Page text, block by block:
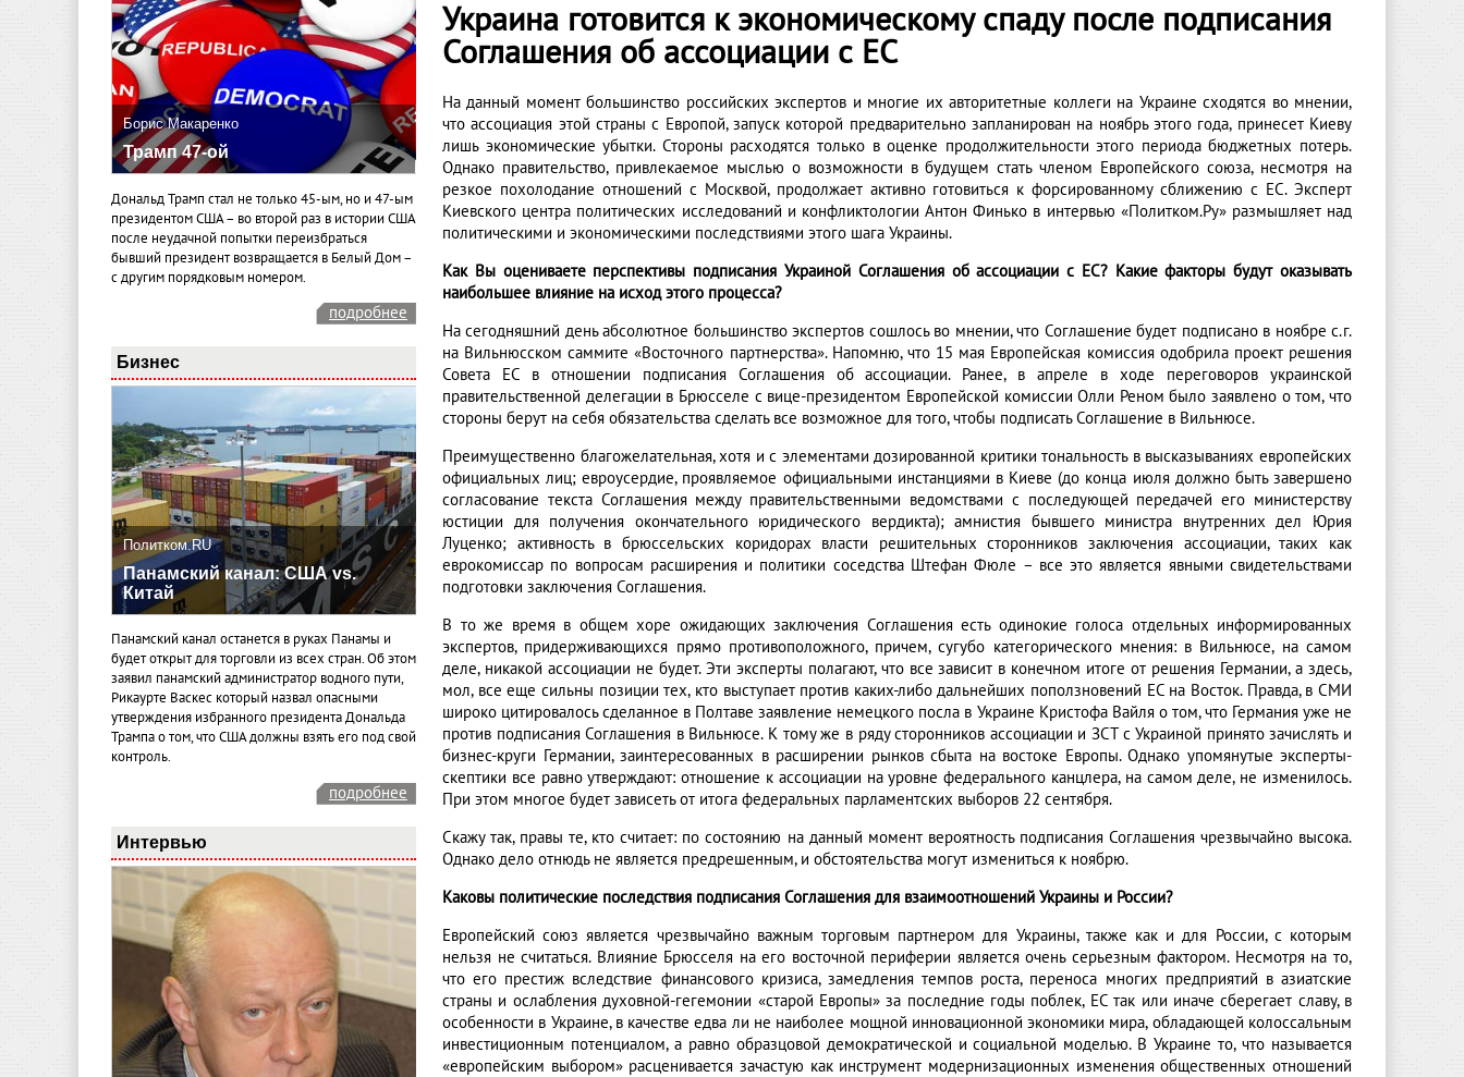
Борис Макаренко
Трамп 47-ой
Дональд Трамп стал не только 45-ым, но и 47-ым
президентом США – во второй раз в истории США
после неудачной попытки переизбраться
бывший президент возвращается в Белый Дом –
с другим порядковым номером.
подробнее
Бизнес
Политком.RU
Панамский канал: США vs.
Китай
Панамский канал останется в руках Панамы и
будет открыт для торговли из всех стран. Об этом
заявил панамский администратор водного пути,
Рикаурте Васкес который назвал опасными
утверждения избранного президента Дональда
Трампа о том, что США должны взять его под свой
контроль.
подробнее
Интервью
Украина готовится к экономическому спаду после подписания
Соглашения об ассоциации с ЕС
На данный момент большинство российских экспертов и многие их авторитетные коллеги на Украине сходятся во мнении,
что ассоциация этой страны с Европой, запуск которой предварительно запланирован на ноябрь этого года, принесет Киеву
лишь экономические убытки. Стороны расходятся только в оценке продолжительности этого периода бюджетных потерь.
Однако правительство, привлекаемое мыслью о возможности в будущем стать членом Европейского союза, несмотря на
резкое похолодание отношений с Москвой, продолжает активно готовиться к форсированному сближению с ЕС. Эксперт
Киевского центра политических исследований и конфликтологии Антон Финько в интервью «Политком.Ру» размышляет над
политическими и экономическими последствиями этого шага Украины.
Как Вы оцениваете перспективы подписания Украиной Соглашения об ассоциации с ЕС? Какие факторы будут оказывать
наибольшее влияние на исход этого процесса?
На сегодняшний день абсолютное большинство экспертов сошлось во мнении, что Соглашение будет подписано в ноябре с.г.
на Вильнюсском саммите «Восточного партнерства». Напомню, что 15 мая Европейская комиссия одобрила проект решения
Совета ЕС в отношении подписания Соглашения об ассоциации. Ранее, в апреле в ходе переговоров украинской
правительственной делегации в Брюсселе с вице-президентом Европейской комиссии Олли Реном было заявлено о том, что
стороны берут на себя обязательства сделать все возможное для того, чтобы подписать Соглашение в Вильнюсе.
Преимущественно благожелательная, хотя и с элементами дозированной критики тональность в высказываниях европейских
официальных лиц; евроусердие, проявляемое официальными инстанциями в Киеве (до конца июля должно быть завершено
согласование текста Соглашения между правительственными ведомствами с последующей передачей его министерству
юстиции для получения окончательного юридического вердикта); амнистия бывшего министра внутренних дел Юрия
Луценко; активность в брюссельских коридорах власти решительных сторонников заключения ассоциации, таких как
еврокомиссар по вопросам расширения и политики соседства Штефан Фюле – все это является явными свидетельствами
подготовки заключения Соглашения.
В то же время в общем хоре ожидающих заключения Соглашения есть одинокие голоса отдельных информированных
экспертов, придерживающихся прямо противоположного, причем, сугубо категорического мнения: в Вильнюсе, на самом
деле, никакой ассоциации не будет. Эти эксперты полагают, что все зависит в конечном итоге от решения Германии, а здесь,
мол, все еще сильны позиции тех, кто выступает против каких-либо дальнейших поползновений ЕС на Восток. Правда, в СМИ
широко цитировалось сделанное в Полтаве заявление немецкого посла в Украине Кристофа Вайля о том, что Германия уже не
против подписания Соглашения в Вильнюсе. К тому же в ряду сторонников ассоциации и ЗСТ с Украиной принято зачислять и
бизнес-круги Германии, заинтересованных в расширении рынков сбыта на востоке Европы. Однако упомянутые эксперты-
скептики все равно утверждают: отношение к ассоциации на уровне федерального канцлера, на самом деле, не изменилось.
При этом многое будет зависеть от итога федеральных парламентских выборов 22 сентября.
Скажу так, правы те, кто считает: по состоянию на данный момент вероятность подписания Соглашения чрезвычайно высока.
Однако дело отнюдь не является предрешенным, и обстоятельства могут измениться к ноябрю.
Каковы политические последствия подписания Соглашения для взаимоотношений Украины и России?
Европейский союз является чрезвычайно важным торговым партнером для Украины, также как и для России, с которым
нельзя не считаться. Влияние Брюсселя на его восточной периферии является очень серьезным фактором. Несмотря на то,
что его престиж вследствие финансового кризиса, замедления темпов роста, переноса многих предприятий в азиатские
страны и ослабления духовной-гегемонии «старой Европы» за последние годы поблек, ЕС так или иначе сберегает славу, в
особенности в Украине, в качестве едва ли не наиболее мощной инновационной экономики мира, обладающей колоссальным
инвестиционным потенциалом, а равно образцовой демократической и социальной моделью. В Украине то, что называется
«европейским выбором» расценивается зачастую как инструмент модернизационных изменения общественных отношений